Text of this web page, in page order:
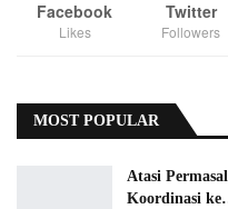
Facebook
Likes
Twitter
Followers
MOST POPULAR
Atasi
Koordinasi